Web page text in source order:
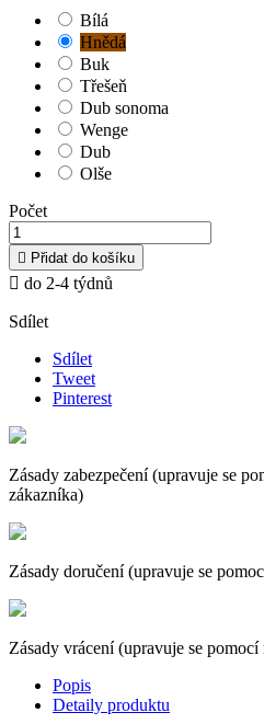
Bílá
Hnědá
Buk
Třešeň
Dub sonoma
Wenge
Dub
Olše
Počet
 Přidat do košíku
 do 2-4 týdnů
Sdílet
Sdílet
Tweet
Pinterest
Zásady zabezpečení (upravuje se
zákazníka)
Zásady doručení (upravuje se
Zásady vrácení (upravuje se
Popis
Detaily produktu